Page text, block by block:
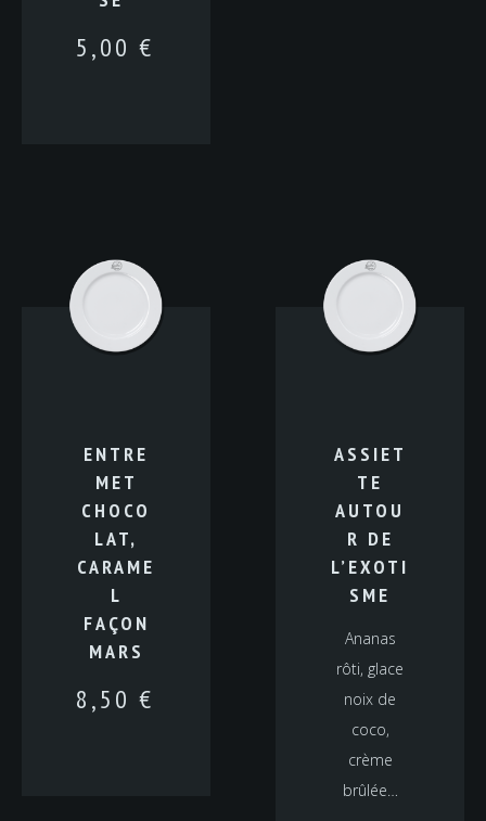
5,00 €
ENTRE
MET
CHOCO
LAT,
CARAME
L
FAÇON
MARS
8,50 €
ASSIET
TE
AUTOU
R DE
L’EXOTI
SME
Ananas
rôti, glace
noix de
coco,
crème
brûlée…